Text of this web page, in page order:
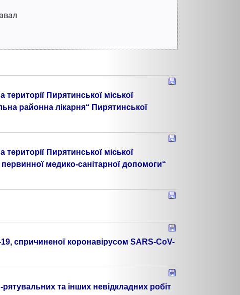
Пирятинської міської
районна лікарня“ Пирятинської
Пирятинської міської
медико-санітарної допомоги“
спричиненої коронавірусом SARS-CoV-
та інших невідкладних робіт